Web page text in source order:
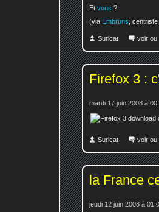
Et vous ?
(via Embruns,
Suricat voir ou
Firefox 3 :
mardi 17 juin 2008 à
Suricat voir ou
la France
jeudi 12 juin 2008 à